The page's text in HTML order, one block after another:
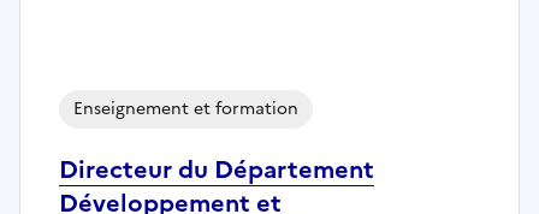
Directeur du Département
Développement et
Enseignement et formation